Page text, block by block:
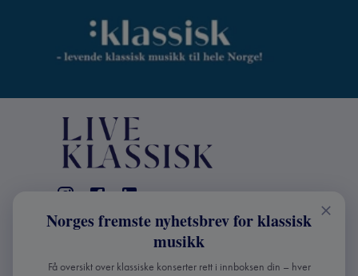
KONTAKT
Live Klassisk: +47 98670803
info@liveklassisk.no
Norges fremste nyhetsbrev for klassisk
musikk
Få oversikt over klassiske konserter rett i innboksen din – hver